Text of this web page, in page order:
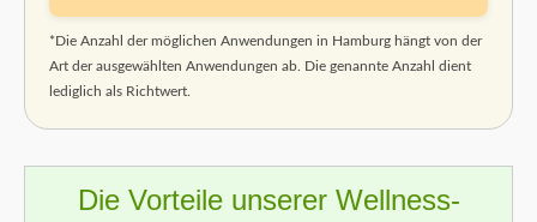
*Die Anzahl der möglichen Anwendungen in Hamburg hängt von der
Art der ausgewählten Anwendungen ab. Die genannte Anzahl dient
lediglich als Richtwert.
Die Vorteile unserer Wellness-